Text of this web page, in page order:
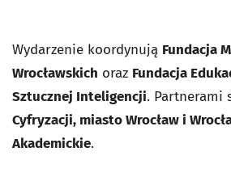
Wydarzenie koordynują Fundacja
Wrocławskich oraz Fundacja
Sztucznej Inteligencji. Partnerami
Cyfryzacji, miasto Wrocław i
Akademickie.